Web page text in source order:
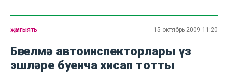
җәмгыять 15 октябрь 2009 11:20
Бөгелмә автоинспекторлары үз
эшләре буенча хисап тотты